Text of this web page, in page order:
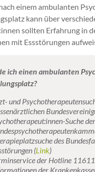
einem ambulanten
kann über
sollten Erfahrung in
mit Essstörungen
ich einen ambulanten
und
Suche der
des
(Link)
der Hotline
der